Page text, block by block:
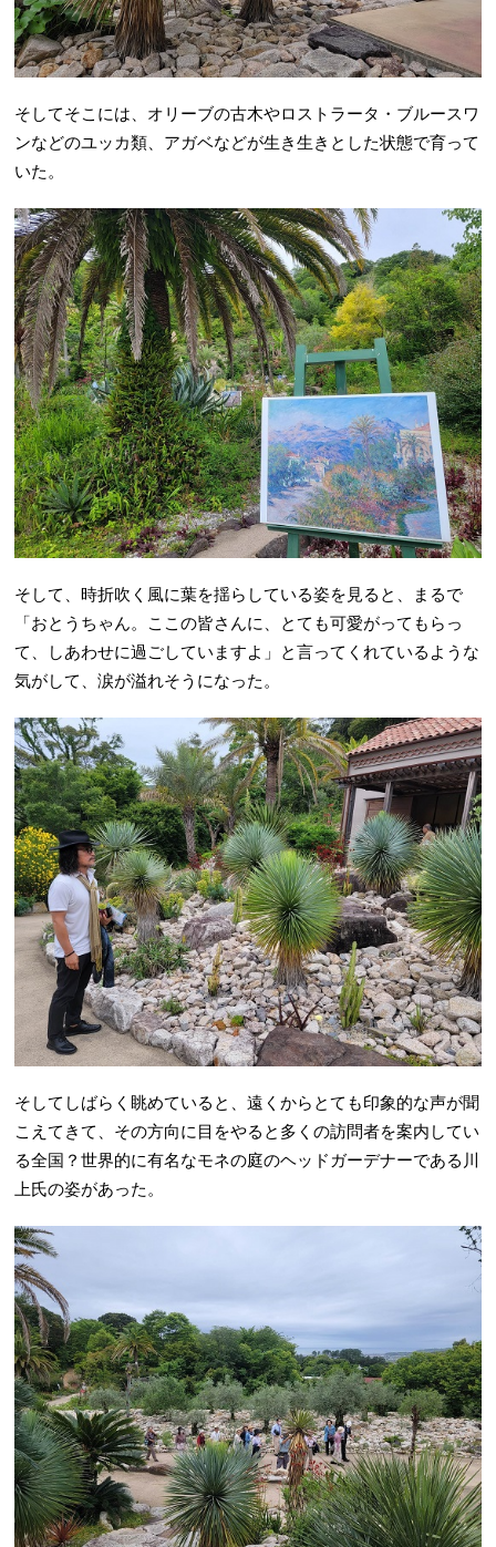
そしてそこには、オリーブの古木やロストラータ・ブルースワ
ンなどのユッカ類、アガベなどが生き生きとした状態で育って
いた。
そして、時折吹く風に葉を揺らしている姿を見ると、まるで
「おとうちゃん。ここの皆さんに、とても可愛がってもらっ
て、しあわせに過ごしていますよ」と言ってくれているような
気がして、涙が溢れそうになった。
そしてしばらく眺めていると、遠くからとても印象的な声が聞
こえてきて、その方向に目をやると多くの訪問者を案内してい
る全国？世界的に有名なモネの庭のヘッドガーデナーである川
上氏の姿があった。